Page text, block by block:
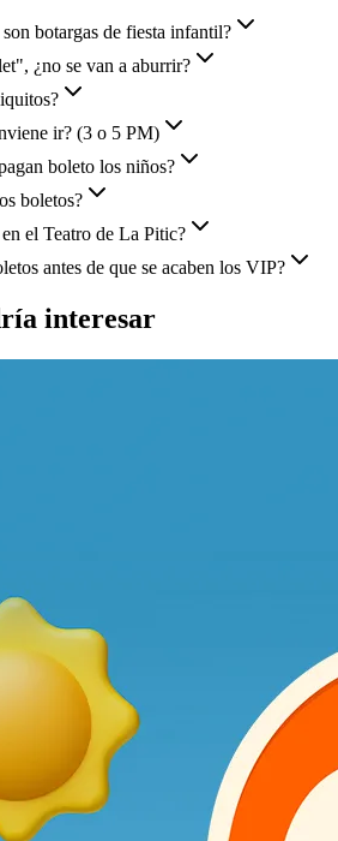
botargas de fiesta infantil?
¿no se van a aburrir?
ir? (3 o 5 PM)
boleto los niños?
boletos?
el Teatro de La Pitic?
antes de que se acaben los VIP?
interesar